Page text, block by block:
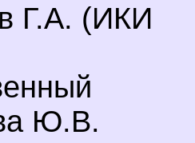
Г.А. (ИКИ
Ю.В.